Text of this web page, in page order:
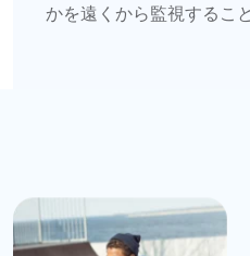
かを遠くから監視するこ